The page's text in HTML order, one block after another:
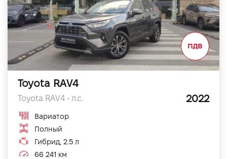
Toyota RAV4
Toyota RAV4 - л.с. 2022
Вариатор
Полный
Гибрид, 2.5 л
66 241 км